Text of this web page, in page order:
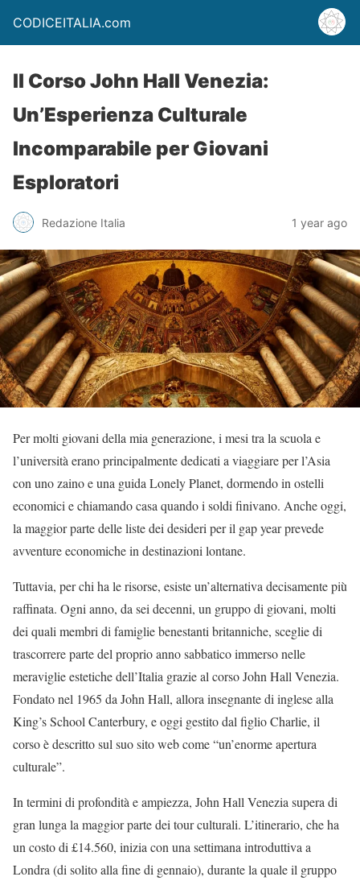
CODICEITALIA.com
Il Corso John Hall Venezia:
Un’Esperienza Culturale
Incomparabile per Giovani
Esploratori
Redazione Italia 1 year ago
Per molti giovani della mia generazione, i mesi tra la scuola e
l’università erano principalmente dedicati a viaggiare per l’Asia
con uno zaino e una guida Lonely Planet, dormendo in ostelli
economici e chiamando casa quando i soldi finivano. Anche oggi,
la maggior parte delle liste dei desideri per il gap year prevede
avventure economiche in destinazioni lontane.
Tuttavia, per chi ha le risorse, esiste un’alternativa decisamente più
raffinata. Ogni anno, da sei decenni, un gruppo di giovani, molti
dei quali membri di famiglie benestanti britanniche, sceglie di
trascorrere parte del proprio anno sabbatico immerso nelle
meraviglie estetiche dell’Italia grazie al corso John Hall Venezia.
Fondato nel 1965 da John Hall, allora insegnante di inglese alla
King’s School Canterbury, e oggi gestito dal figlio Charlie, il
corso è descritto sul suo sito web come “un’enorme apertura
culturale”.
In termini di profondità e ampiezza, John Hall Venezia supera di
gran lunga la maggior parte dei tour culturali. L’itinerario, che ha
un costo di £14.560, inizia con una settimana introduttiva a
Londra (di solito alla fine di gennaio), durante la quale il gruppo